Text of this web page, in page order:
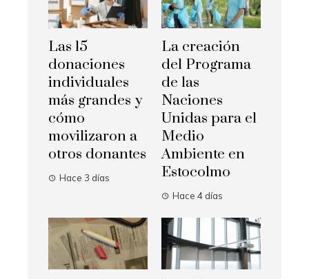
Las 15
donaciones
individuales
más grandes y
cómo
movilizaron a
otros donantes
Hace 3 días
La creación
del Programa
de las
Naciones
Unidas para el
Medio
Ambiente en
Estocolmo
Hace 4 días